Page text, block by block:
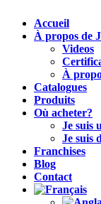
Accueil
À propos de
Videos
À
Catalogues
Produits
Où acheter?
Je suis
Je suis
Franchises
Blog
Contact